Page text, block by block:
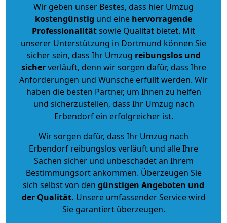
Wir geben unser Bestes, dass hier Umzug
kostengünstig und eine hervorragende
Professionalitätsowie Qualität bietet. Mit
unserer Unterstützung in Dortmund können Sie
sicher sein, dass Ihr Umzug reibungslos und
sicherverläuft, denn wir sorgen dafür, dass Ihre
Anforderungen und Wünsche erfüllt werden. Wir
haben die besten Partner, um Ihnen zu helfen
und sicherzustellen, dass Ihr Umzug nach
Erbendorf ein erfolgreicher ist.
Wir sorgen dafür, dass Ihr Umzug nach
Erbendorf reibungslos verläuft und alle Ihre
Sachen sicher und unbeschadet an Ihrem
Bestimmungsort ankommen. Überzeugen Sie
sich selbst von den günstigen Angeboten und
der Qualität. Unsere umfassender Service wird
Sie garantiert überzeugen.